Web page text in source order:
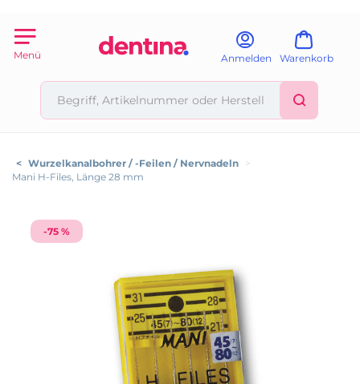
Menü Anmelden Warenkorb
< Wurzelkanalbohrer / -Feilen / Nervnadeln >
Mani H-Files, Länge 28 mm
-75 %